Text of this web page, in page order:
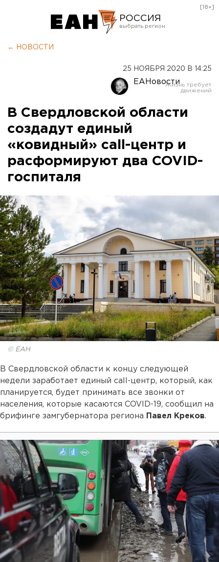
РОССИЯ
Оренбург
[18+]
← НОВОСТИ
25 НОЯБРЯ 2020 В 14:25
ЕАНовости
В Свердловской области
создадут единый
«ковидный» call-центр и
расформируют два COVID-
госпиталя
© ЕАН
В Свердловской области к концу следующей
недели заработает единый call-центр, который, как
планируется, будет принимать все звонки от
населения, которые касаются COVID-19, сообщил на
брифинге замгубернатора региона
Павел Креков.